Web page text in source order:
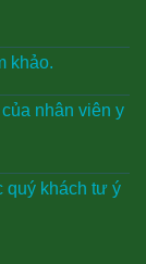
khảo.
nhân viên y
quý khách tư ý